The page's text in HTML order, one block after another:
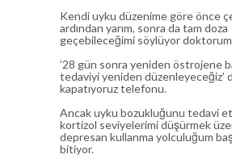
Kendi uyku düzenime göre önce
ardından yarım, sonra da tam doza
geçebileceğimi söylüyor
’28 gün sonra yeniden östrojene
tedaviyi yeniden düzenleyeceğiz’
kapatıyoruz telefonu.
Ancak uyku bozukluğunu tedavi
kortizol seviyelerimi düşürmek
depresan kullanma yolculuğum
bitiyor.